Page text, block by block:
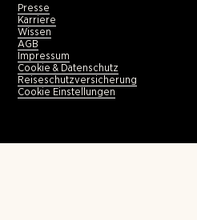
Presse
Karriere
Wissen
AGB
Impressum
Cookie & Datenschutz
Reiseschutzversicherung
Cookie Einstellungen